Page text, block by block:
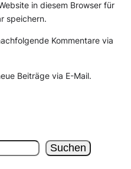
in diesem Browser für
speichern.
Kommentare via
Beiträge via E-Mail.
Suchen